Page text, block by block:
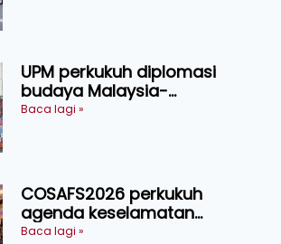
UPM perkukuh diplomasi
budaya Malaysia-
Indonesia melalui Narasi
Baca lagi »
COSAFS2026 perkukuh
agenda keselamatan
makanan, AgriHub pacu
Baca lagi »